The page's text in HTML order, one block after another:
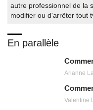
autre professionnel de la
modifier ou d'arrêter tout
En parallèle
Arianne
Valentine